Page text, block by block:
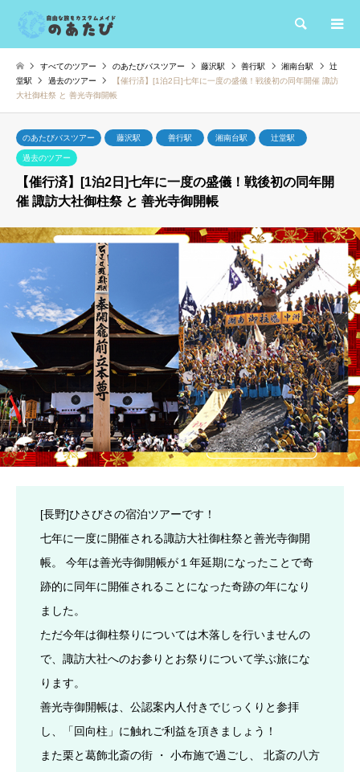
検索
すべてのツアー のあたびバスツアー 藤沢駅 善行駅 湘南台駅
辻
堂駅
過去のツアー
【催行済】[1泊2日]七年に一度の盛儀！戦後初の同年開催 諏訪
大社御柱祭 と 善光寺御開帳
のあたびバスツアー 藤沢駅 善行駅 湘南台駅 辻堂駅
過去のツアー
【催行済】[1泊2日]七年に一度の盛儀！戦後初の同年開
催 諏訪大社御柱祭 と 善光寺御開帳
[長野]ひさびさの宿泊ツアーです！
七年に一度に開催される諏訪大社御柱祭と善光寺御開
帳。 今年は善光寺御開帳が１年延期になったことで奇
跡的に同年に開催されることになった奇跡の年になり
ました。
ただ今年は御柱祭りについては木落しを行いませんの
で、諏訪大社へのお参りとお祭りについて学ぶ旅にな
ります。
善光寺御開帳は、公認案内人付きでじっくりと参拝
し、「回向柱」に触れご利益を頂きましょう！
また栗と葛飾北斎の街 ・ 小布施で過ごし、 北斎の八方